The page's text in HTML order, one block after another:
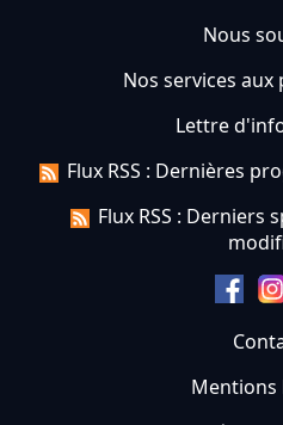
Nous
Nos services
Lettre
Flux RSS : Dernières
Flux RSS : Derniers
Mentions